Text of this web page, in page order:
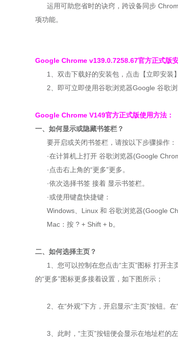
运用可助您省时的诀窍，跨设备同步
项功能。
Google Chrome v139.0.7258.67官方正式版
1、双击下载好的安装包，点击【立即安装
2、即可立即使用谷歌浏览器Google 谷歌浏
Google Chrome V149官方正式版使用方法：
一、如何显示或隐藏书签栏？
要开启或关闭书签栏，请按以下步骤操作：
·在计算机上打开 谷歌浏览器(Google
·点击右上角的“更多”更多。
·依次选择书签 接着 显示书签栏。
·或使用键盘快捷键：
Windows、Linux 和 谷歌浏览器(Google
Mac：按 ? + Shift + b。
二、如何选择主页？
1、您可以控制在您点击“主页”图标 打开主
的“更多”图标更多接着设置，如下图所示；
2、 在“外观”下方，开启显示“主页”按钮。 在
3、 此时，“主页”按钮便会显示在地址栏的